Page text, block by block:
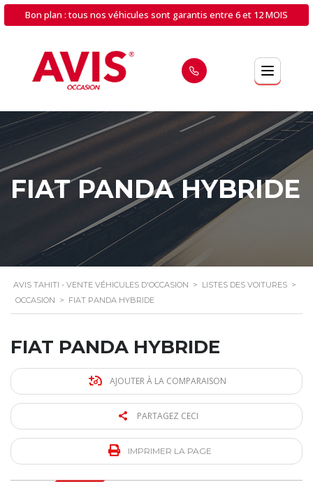
Bon plan : tous nos véhicules sont garantis entre 6 et 12 MOIS
FIAT PANDA HYBRIDE
AVIS TAHITI - VENTE VÉHICULES D'OCCASION > LISTES DES VOITURES >
OCCASION > FIAT PANDA HYBRIDE
FIAT PANDA HYBRIDE
AJOUTER À LA COMPARAISON
PARTAGEZ CECI
IMPRIMER LA PAGE